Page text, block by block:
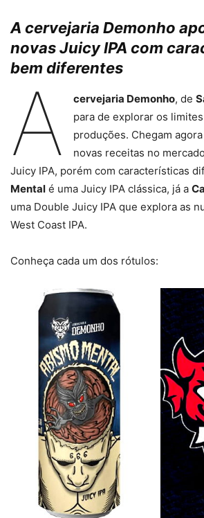
A cervejaria Demonho
novas Juicy IPA com
bem diferentes
A cervejaria Demonho, de
para de explorar os
produções. Chegam
novas receitas no
Juicy IPA, porém com características
Mental é uma Juicy IPA clássica, já a
uma Double Juicy IPA que explora as
West Coast IPA.
Conheça cada um dos rótulos: